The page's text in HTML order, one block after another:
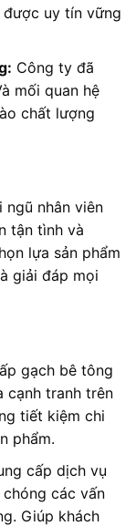
uy tín vững
Công ty đã
mối quan hệ
chất lượng
ngũ nhân viên
tận tình và
lựa sản phẩm
giải đáp mọi
gạch bê tông
cạnh tranh trên
tiết kiệm chi
phẩm.
cấp dịch vụ
các vấn
Giúp khách